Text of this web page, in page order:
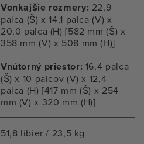
Vonkajšie rozmery: 22,9
palca (Š) x 14,1 palca (V) x
20,0 palca (H) [582 mm (Š) x
358 mm (V) x 508 mm (H)]
Vnútorný priestor: 16,4 palca
(Š) x 10 palcov (V) x 12,4
palca (H) [417 mm (Š) x 254
mm (V) x 320 mm (H)]
51,8 libier / 23,5 kg